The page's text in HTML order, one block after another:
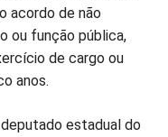
acordo de não
ou função pública,
de cargo ou
anos.
estadual do